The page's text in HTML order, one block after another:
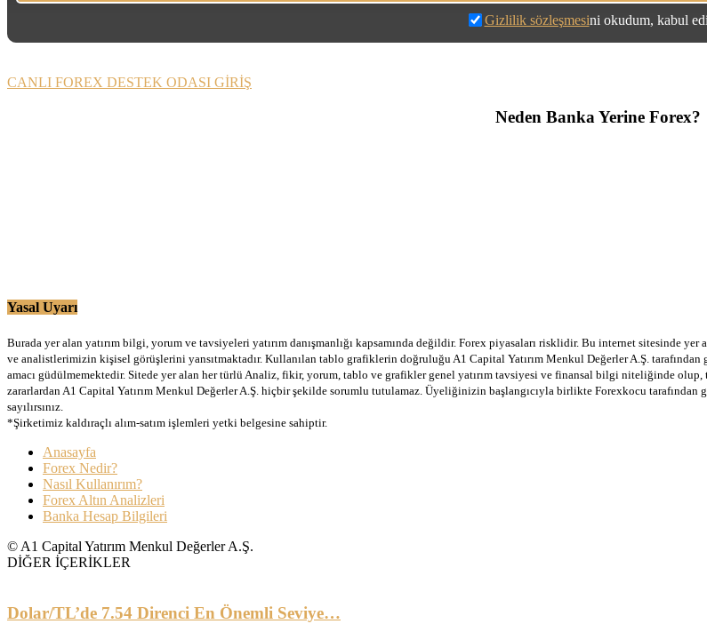
Gizlilik sözleşmesini okudum, kabul
CANLI FOREX DESTEK ODASI GİRİŞ
Neden Banka Yerine Forex?
Yasal Uyarı
Burada yer alan yatırım bilgi, yorum ve tavsiyeleri yatırım danışmanlığı kapsamında değildir. Forex piyasaları risklidir. Bu internet sitesinde
ve analistlerimizin kişisel görüşlerini yansıtmaktadır. Kullanılan tablo grafiklerin doğruluğu A1 Capital Yatırım Menkul Değerler A.Ş.
amacı güdülmemektedir. Sitede yer alan her türlü Analiz, fikir, yorum, tablo ve grafikler genel yatırım tavsiyesi ve finansal bilgi niteliğinde
zararlardan A1 Capital Yatırım Menkul Değerler A.Ş. hiçbir şekilde sorumlu tutulamaz. Üyeliğinizin başlangıcıyla birlikte Forexkocu
sayılırsınız.
*Şirketimiz kaldıraçlı alım-satım işlemleri yetki belgesine sahiptir.
Anasayfa
Forex Nedir?
Nasıl Kullanırım?
Forex Altın Analizleri
Banka Hesap Bilgileri
© A1 Capital Yatırım Menkul Değerler A.Ş.
DİĞER İÇERİKLER
Dolar/TL’de 7.54 Direnci En Önemli Seviye…